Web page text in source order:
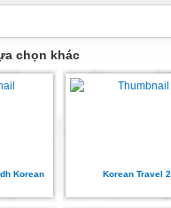
chọn khác
Korean
Korean Travel 2